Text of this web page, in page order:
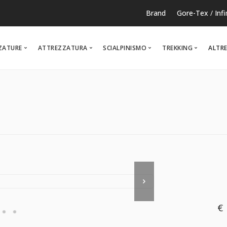
Brand Gore-Tex /
ATTREZZATURA SCIALPINISMO TREKKING
€